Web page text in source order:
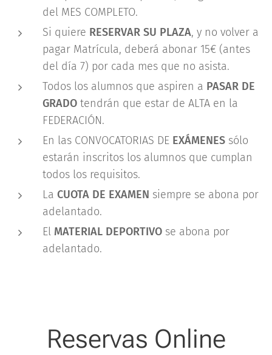
del MES COMPLETO.
Si quiere RESERVAR SU PLAZA, y no volver a
pagar Matrícula, deberá abonar 15€ (antes
del día 7) por cada mes que no asista.
Todos los alumnos que aspiren a PASAR DE
GRADO tendrán que estar de ALTA en la
FEDERACIÓN.
En las CONVOCATORIAS DE EXÁMENES sólo
estarán inscritos los alumnos que cumplan
todos los requisitos.
La CUOTA DE EXAMEN siempre se abona por
adelantado.
El MATERIAL DEPORTIVO se abona por
adelantado.
Reservas Online